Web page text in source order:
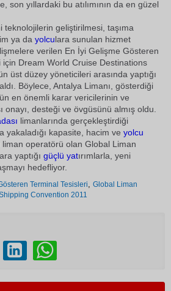
son yıllardaki bu atılımının da en güzel
teknolojilerin geliştirilmesi, taşıma
ya da yolculara sunulan hizmet
verilen En İyi Gelişme Gösteren
için Dream World Cruise Destinations
üst düzey yöneticileri arasında yaptığı
Böylece, Antalya Limanı, gösterdiği
en önemli karar vericilerinin ve
onayı, desteği ve övgüsünü almış oldu.
limanlarında gerçekleştirdiği
yakaladığı kapasite, hacim ve yolcu
liman operatörü olan Global Liman
yaptığı güçlü yatırımlarla, yeni
hedefliyor.
Terminal Tesisleri,Global Liman
Convention 2011